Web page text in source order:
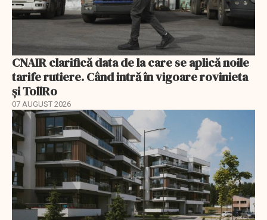
CNAIR clarifică data de la care se aplică noile
tarife rutiere. Când intră în vigoare rovinieta
și TollRo
07 AUGUST 2026